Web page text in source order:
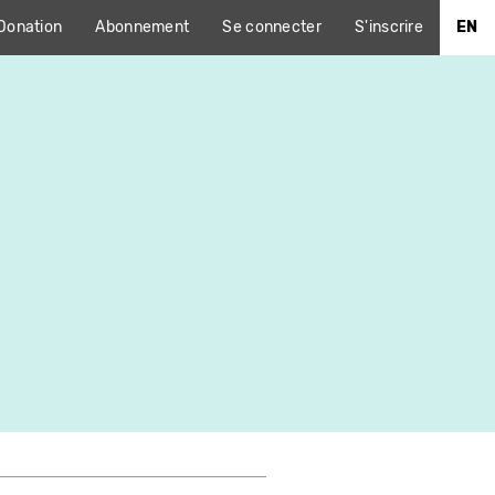
Abonnement Se connecter S'inscrire EN